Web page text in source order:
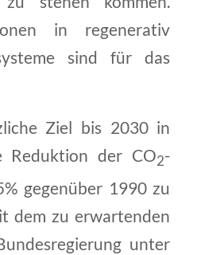
in regenerativ
sind für das
Ziel bis 2030 in
Reduktion der CO2-
gegenüber 1990 zu
dem zu erwartenden
unter